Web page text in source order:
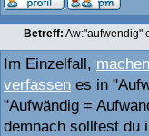
Betreff: Aw:"aufwendig"
Im Einzelfall, machen
verfassen es in
"Aufwändig =
demnach solltest du